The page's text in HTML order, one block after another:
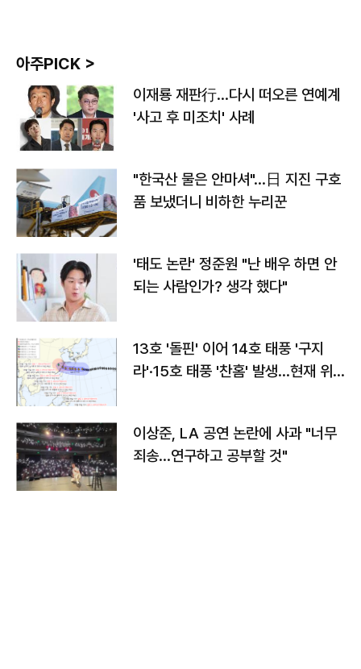
아주PICK >
이재룡 재판行…다시 떠오른 연예계
'사고 후 미조치' 사례
"한국산 물은 안마셔"…日 지진 구호
품 보냈더니 비하한 누리꾼
'태도 논란' 정준원 "난 배우 하면 안
되는 사람인가? 생각 했다"
13호 '돌핀' 이어 14호 태풍 '구지
라'·15호 태풍 '찬홈' 발생…현재 위
이상준, LA 공연 논란에 사과 "너무
죄송…연구하고 공부할 것"